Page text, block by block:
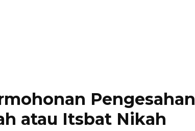
Pengesahan
atau Itsbat Nikah